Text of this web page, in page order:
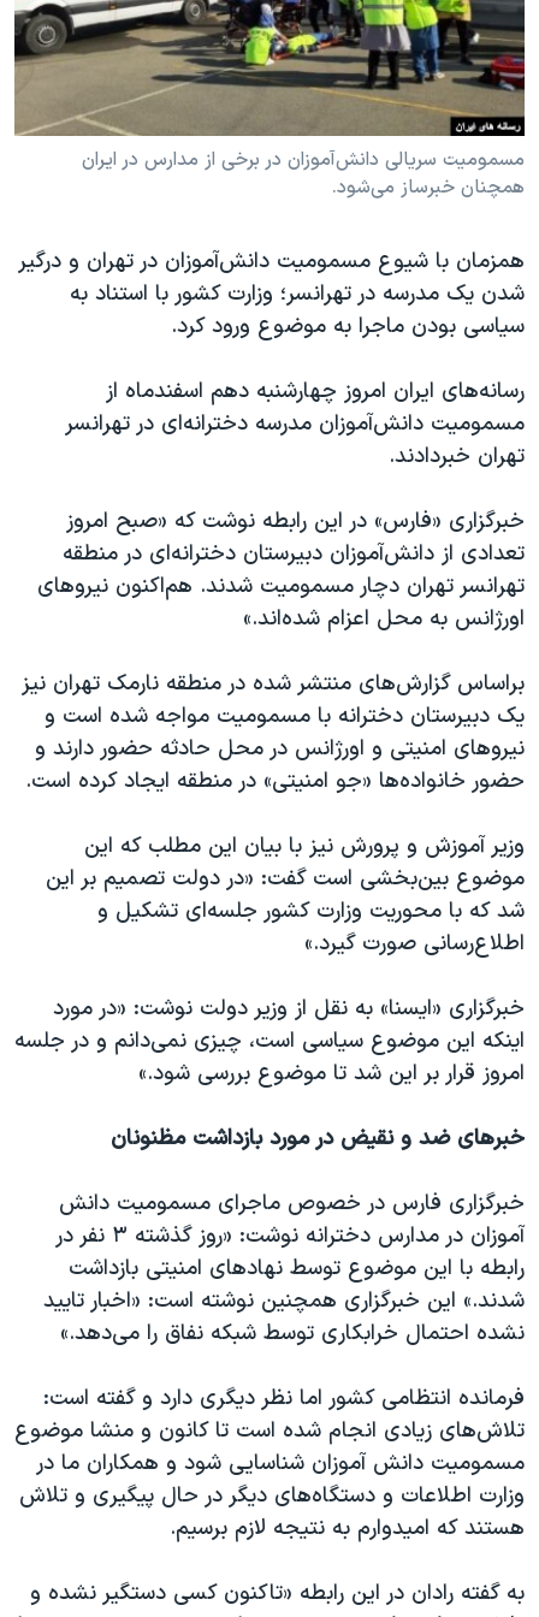
فرهنگ و زندگی
حقوق شهروندی
اقتصادی
علم و فناوری
اسرائیل در جنگ
آرشیو پخش زنده
مستندها
انتخابات ریاست جمهوری آمریکا ۲۰۲۴
حمله جمهوری اسلامی به اسرائیل
رمز مهسا
ورزش زنان در ایران
مجموعه مستندهای دادخواهی
تریبونال مردمی آبان ۹۸
چهل سال گروگان‌گیری
قانون شفافیت دارائی کادر رهبری ایران
اسرائیل در جنگ
نرگس محمدی برنده جایزه نوبل صلح
همایش محافظه‌کاران آمریکا «سی‌پک»
صفحه‌های ویژه
سفر پرزیدنت ترامپ به چین
دنبال کنید
زبانهای مختلف
مسمومیت سریالی دانش‌آموزان در برخی از مدارس در ایران
همچنان خبرساز می‌شود.
همزمان با شیوع مسمومیت دانش‌آموزان در تهران و درگیر
شدن یک مدرسه در تهرانسر؛ وزارت کشور با استناد به
سیاسی بودن ماجرا به موضوع ورود کرد.
رسانه‌های ایران امروز چهارشنبه دهم اسفندماه از
مسمومیت دانش‌آموزان مدرسه دخترانه‌ای در تهرانسر
تهران خبردادند.
خبرگزاری «فارس» در این رابطه نوشت که «صبح امروز
تعدادی از دانش‌آموزان دبیرستان دخترانه‌ای در منطقه
تهرانسر تهران دچار مسمومیت شدند. هم‌اکنون نیروهای
اورژانس به محل اعزام شده‌اند.»
براساس گزارش‌های منتشر شده در منطقه نارمک تهران نیز
یک دبیرستان دخترانه با مسمومیت مواجه شده است و
نیروهای امنیتی و اورژانس در محل حادثه حضور دارند و
حضور خانواده‌ها «جو امنیتی» در منطقه ایجاد کرده است.
وزیر آموزش و پرورش نیز با بیان این مطلب که این
موضوع بین‌بخشی است گفت: «در دولت تصمیم بر این
شد که با محوریت وزارت کشور جلسه‌ای تشکیل و
اطلاع‌رسانی صورت گیرد.»
خبرگزاری «ایسنا» به نقل از وزیر دولت نوشت: «در مورد
اینکه این موضوع سیاسی است، چیزی نمی‌دانم و در جلسه
امروز قرار بر این شد تا موضوع بررسی شود.»
خبرهای ضد و نقیض در مورد بازداشت مظنونان
خبرگزاری فارس در خصوص ماجرای مسمومیت دانش
آموزان در مدارس دخترانه نوشت: «روز گذشته ۳ نفر در
رابطه با این موضوع توسط نهاد‌های امنیتی بازداشت
شدند.» این خبرگزاری همچنین نوشته است: «اخبار تایید
نشده احتمال خرابکاری توسط شبکه نفاق را می‌دهد.»
فرمانده انتظامی کشور اما نظر دیگری دارد و گفته است:
تلاش‌های زیادی انجام شده است تا کانون و منشا موضوع
مسمومیت دانش آموزان شناسایی شود و همکاران ما در
وزارت اطلاعات و دستگاه‌های دیگر در حال پیگیری و تلاش
هستند که امیدوارم به نتیجه لازم برسیم.
به گفته رادان در این رابطه «تاکنون کسی دستگیر نشده و